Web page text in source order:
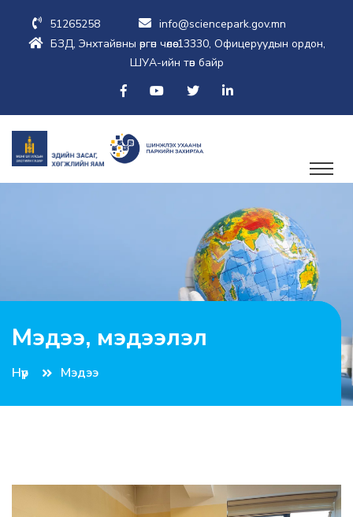
51265258
info@sciencepark.gov.mn
БЗД, Энхтайвны өргөн чөлөө-13330, Офицеруудын ордон,
ШУА-ийн төв байр
Мэдээ, мэдээлэл
Нүүр Мэдээ